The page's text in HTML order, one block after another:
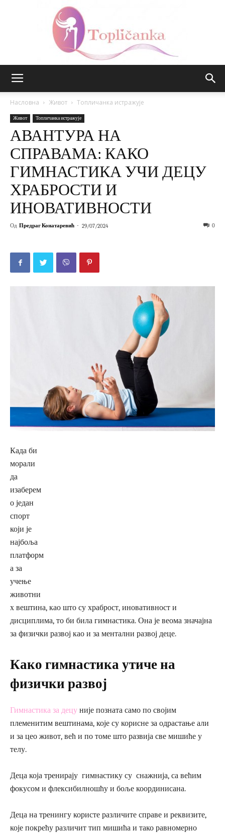
Насловна Живот Топличанка истражује
Живот Топличанка истражује
АВАНТУРА НА
СПРАВАМА: КАКО
ГИМНАСТИКА УЧИ ДЕЦУ
ХРАБРОСТИ И
ИНОВАТИВНОСТИ
Од Предраг Конатаревић - 29/07/2024 0
Када би
морали
да
изаберем
о један
спорт
који је
најбоља
платформ
а за
учење
животни
х вештина, као што су храброст, иновативност и
дисциплима, то би била гимнастика. Она је веома значајна
за физички развој као и за ментални развој деце.
Како гимнастика утиче на
физички развој
Гимнастика за децу није позната само по својим
племенитим вештинама, које су корисне за одрастање али
и за цео живот, већ и по томе што развија све мишиће у
телу.
Деца која тренирају гимнастику су снажнија, са већим
фокусом и флексибилношћу и боље координисана.
Деца на тренингу користе различите справе и реквизите,
које покрећу различит тип мишића и тако равномерно